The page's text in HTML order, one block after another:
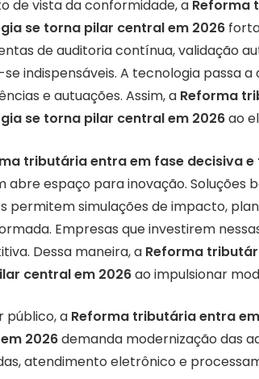
de vista da conformidade, a Reforma
se torna pilar central em 2026
de auditoria contínua, validação
indispensáveis. A tecnologia passa
e autuações. Assim, a Reforma
se torna pilar central em 2026ao
tributária entra em fase decisiva
abre espaço para inovação. Soluções
permitem simulações de impacto,
Empresas que investirem
Dessa maneira, a Reforma
central em 2026ao impulsionar
público, a Reforma tributária entra
2026demanda modernização das
atendimento eletrônico e